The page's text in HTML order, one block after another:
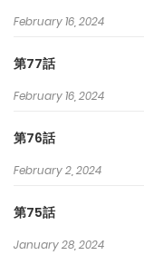
February 16, 2024
第77話
February 16, 2024
第76話
February 2, 2024
第75話
January 28, 2024